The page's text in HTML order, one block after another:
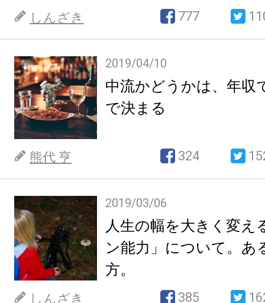
しんざき 777
2019/04/10
中流かどうかは、年収
で決まる
熊代 亨 324
2019/03/06
人生の幅を大きく変え
ン能力」について。あ
方。
しんざき 385